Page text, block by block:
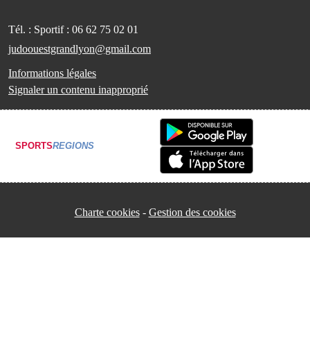
Tél. : Sportif : 06 62 75 02 01
judoouestgrandlyon@gmail.com
Informations légales
Signaler un contenu inapproprié
SPORTSREGIONS
Charte cookies Gestion des cookies